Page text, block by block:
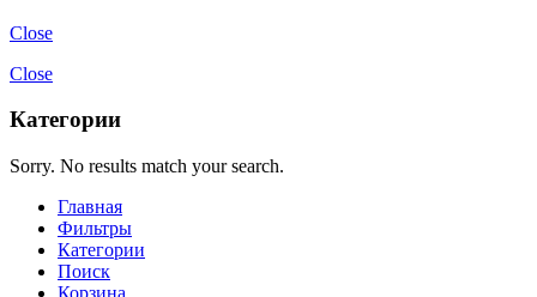
Close
Close
Категории
Sorry. No results match your search.
Главная
Фильтры
Категории
Поиск
Корзина